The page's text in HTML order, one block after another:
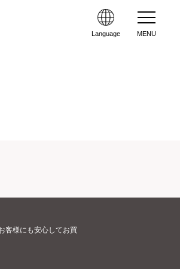
Language MENU
客様にも安心してお買